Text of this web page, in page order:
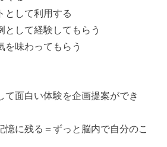
として利用する
として経験してもらう
を味わってもらう
て面白い体験を企画提案ができ
憶に残る＝ずっと脳内で自分のこ